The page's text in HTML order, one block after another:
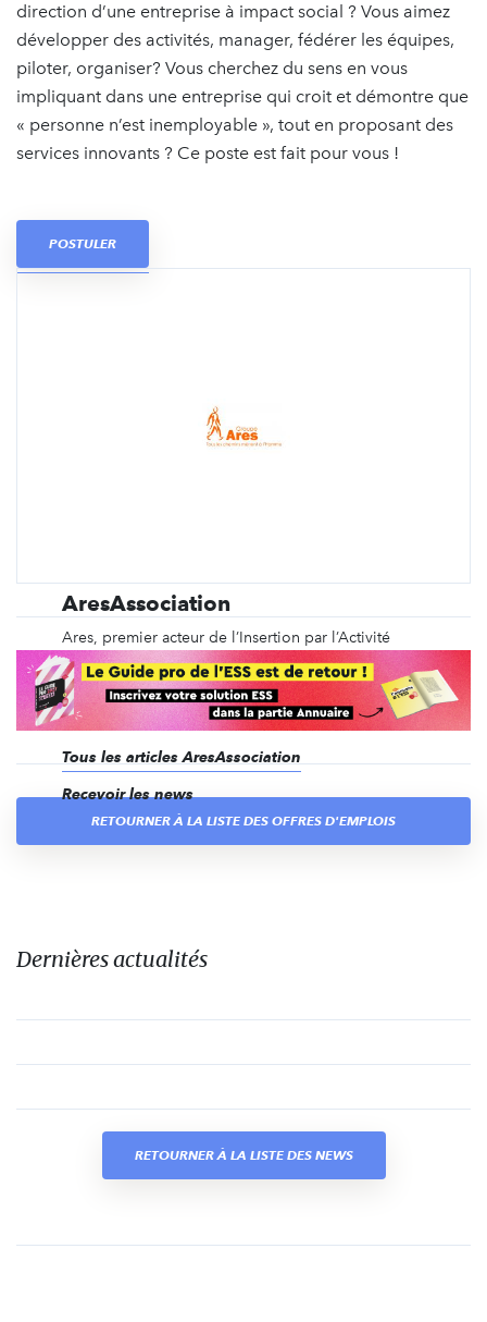
direction d’une entreprise à impact social ? Vous aimez
développer des activités, manager, fédérer les équipes,
piloter, organiser? Vous cherchez du sens en vous
impliquant dans une entreprise qui croit et démontre que
« personne n’est inemployable », tout en proposant des
services innovants ? Ce poste est fait pour vous !
POSTULER
AresAssociation
Ares, premier acteur de l’Insertion par l’Activité
Economique en Ile-de-France, accompagne chaque
année depuis une vingtaine d’années maintenant,
plus de 450 personnes en situation d’exclusion vers
l’emploi et une stabilité retrouvée.
Tous les articles AresAssociation
Recevoir les news
RETOURNER À LA LISTE DES OFFRES D'EMPLOIS
Dernières actualités
RETOURNER À LA LISTE DES NEWS